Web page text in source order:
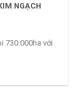
NGẠCH
730.000ha với